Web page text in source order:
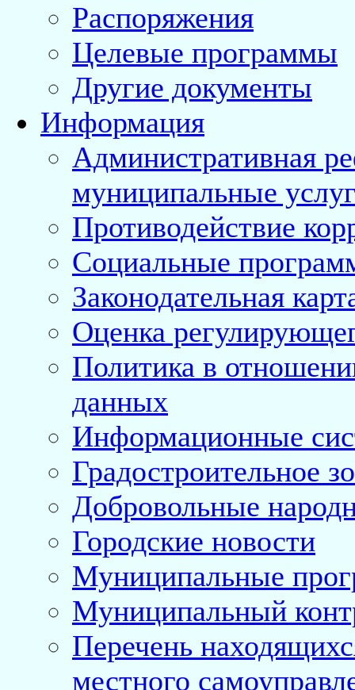
Распоряжения
Целевые программы
Другие документы
Информация
Административная
муниципальные
Противодействие
Социальные
Законодательная
Оценка
Политика в
данных
Информационные
Градостроительное
Добровольные
Городские новости
Муниципальные
Муниципальный
Перечень
местного